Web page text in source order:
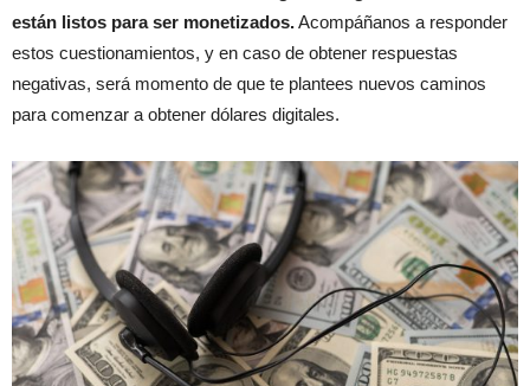
están listos para ser monetizados.Acompáñanos a responder
estos cuestionamientos, y en caso de obtener respuestas
negativas, será momento de que te plantees nuevos caminos
para comenzar a obtener dólares digitales.